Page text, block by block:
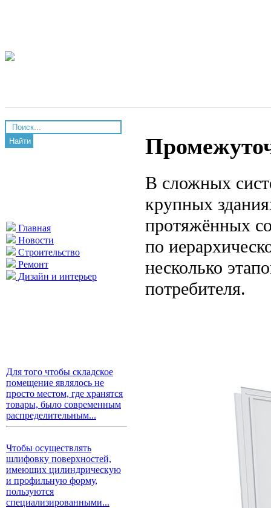
Найти
Главная
Новости
Строительство
Ремонт
Дизайн и интерьер
Для того чтобы складское
помещение являлось не
просто местом, где хранятся
товары, было современным
распределительным...
Чтобы осуществлять
шлифовку поверхностей,
имеющих цилиндрическую
и профильную форму,
пользуются
специализированными...
В сложных
крупных
протяжённых
по
несколько
потребителя.